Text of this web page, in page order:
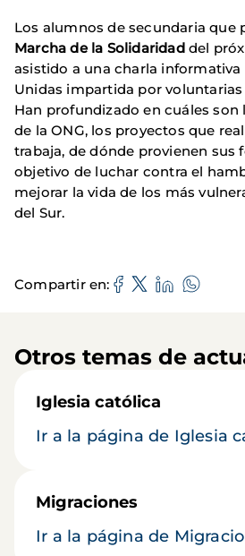
Los alumnos de secundaria que
Marcha de la Solidaridaddel
asistido a una charla informativa
Unidas impartida por
Han profundizado en cuáles son
de la ONG, los proyectos que
trabaja, de dónde provienen sus
objetivo de luchar contra el
mejorar la vida de los más
del Sur.
Compartir en
Otros temas de
Iglesia católica
Ir a la página de Iglesia
Migraciones
Ir a la página de